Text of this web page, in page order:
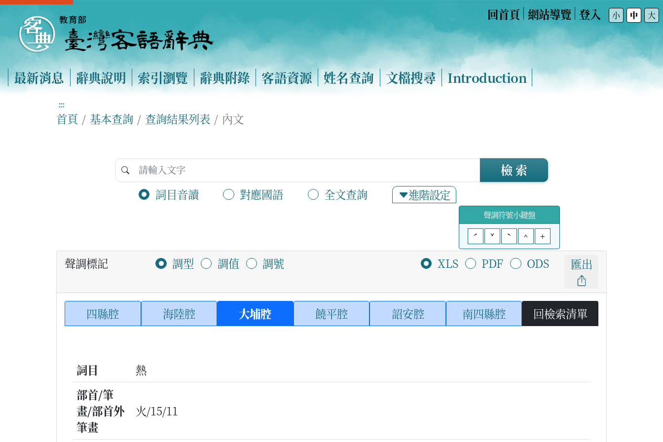
回首頁 網站導覽 登入 小 中 大
最新消息 辭典說明 索引瀏覽 辭典附錄 客語資源 姓名查詢 文檔搜尋 Introduction
:::
首頁 基本查詢 查詢結果列表 內文
詞目音讀 對應國語 全文查詢 進階設定
檢 索
聲調符號小鍵盤
ˊ
ˇ ˋ ^ +
聲調標記 調型 調值 調號 XLS PDF ODS 匯出
四縣腔 海陸腔 大埔腔 饒平腔 詔安腔 南四縣腔 回檢索清單
詞目
熱
部首/筆
畫/部首外
筆畫
火/15/11